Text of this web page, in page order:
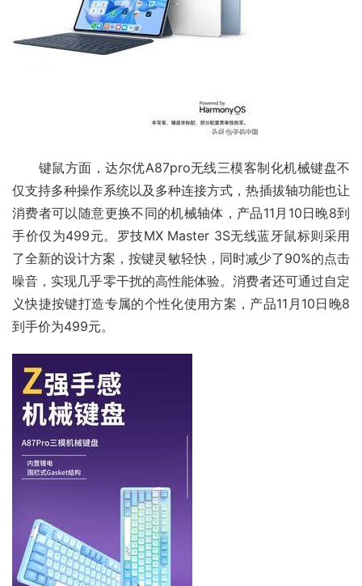
键鼠方面，达尔优A87pro无线三模客制化机械键盘不
仅支持多种操作系统以及多种连接方式，热插拔轴功能也让
消费者可以随意更换不同的机械轴体，产品11月10日晚8到
手价仅为499元。罗技MX Master 3S无线蓝牙鼠标则采用
了全新的设计方案，按键灵敏轻快，同时减少了90%的点击
噪音，实现几乎零干扰的高性能体验。消费者还可通过自定
义快捷按键打造专属的个性化使用方案，产品11月10日晚8
到手价为499元。